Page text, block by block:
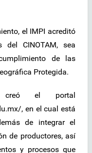
el IMPI acreditó
CINOTAM, sea
de las
Protegida.
el portal
, en el cual está
de integrar el
de productores, así
y procesos que